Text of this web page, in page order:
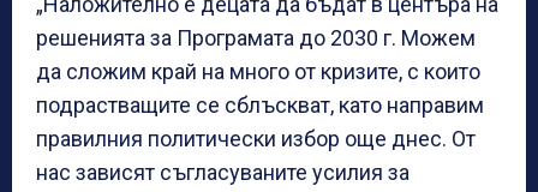
решенията за Програмата до 2030 г. Можем
да сложим край на много от кризите, с които
подрастващите се сблъскват, като направим
правилния политически избор още днес. От
нас зависят съгласуваните усилия за